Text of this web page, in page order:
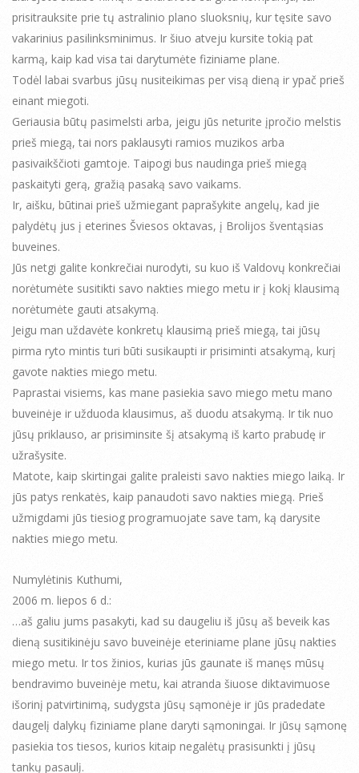
prisitrauksite prie tų astralinio plano sluoksnių, kur tęsite savo
vakarinius pasilinksminimus. Ir šiuo atveju kursite tokią pat
karmą, kaip kad visa tai darytumėte fiziniame plane.
Todėl labai svarbus jūsų nusiteikimas per visą dieną ir ypač prieš
einant miegoti.
Geriausia būtų pasimelsti arba, jeigu jūs neturite įpročio melstis
prieš miegą, tai nors paklausyti ramios muzikos arba
pasivaikščioti gamtoje. Taipogi bus naudinga prieš miegą
paskaityti gerą, gražią pasaką savo vaikams.
Ir, aišku, būtinai prieš užmiegant paprašykite angelų, kad jie
palydėtų jus į eterines Šviesos oktavas, į Brolijos šventąsias
buveines.
Jūs netgi galite konkrečiai nurodyti, su kuo iš Valdovų konkrečiai
norėtumėte susitikti savo nakties miego metu ir į kokį klausimą
norėtumėte gauti atsakymą.
Jeigu man uždavėte konkretų klausimą prieš miegą, tai jūsų
pirma ryto mintis turi būti susikaupti ir prisiminti atsakymą, kurį
gavote nakties miego metu.
Paprastai visiems, kas mane pasiekia savo miego metu mano
buveinėje ir užduoda klausimus, aš duodu atsakymą. Ir tik nuo
jūsų priklauso, ar prisiminsite šį atsakymą iš karto prabudę ir
užrašysite.
Matote, kaip skirtingai galite praleisti savo nakties miego laiką. Ir
jūs patys renkatės, kaip panaudoti savo nakties miegą. Prieš
užmigdami jūs tiesiog programuojate save tam, ką darysite
nakties miego metu.
Numylėtinis Kuthumi,
2006 m. liepos 6 d.:
…aš galiu jums pasakyti, kad su daugeliu iš jūsų aš beveik kas
dieną susitikinėju savo buveinėje eteriniame plane jūsų nakties
miego metu. Ir tos žinios, kurias jūs gaunate iš manęs mūsų
bendravimo buveinėje metu, kai atranda šiuose diktavimuose
išorinį patvirtinimą, sudygsta jūsų sąmonėje ir jūs pradedate
daugelį dalykų fiziniame plane daryti sąmoningai. Ir jūsų sąmonę
pasiekia tos tiesos, kurios kitaip negalėtų prasisunkti į jūsų
tankų pasaulį.